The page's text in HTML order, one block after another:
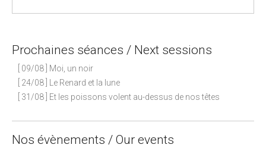
Prochaines séances / Next sessions
[ 09/08 ] Moi, un noir
[ 24/08 ] Le Renard et la lune
[ 31/08 ] Et les poissons volent au-dessus de nos têtes
Nos évènements / Our events